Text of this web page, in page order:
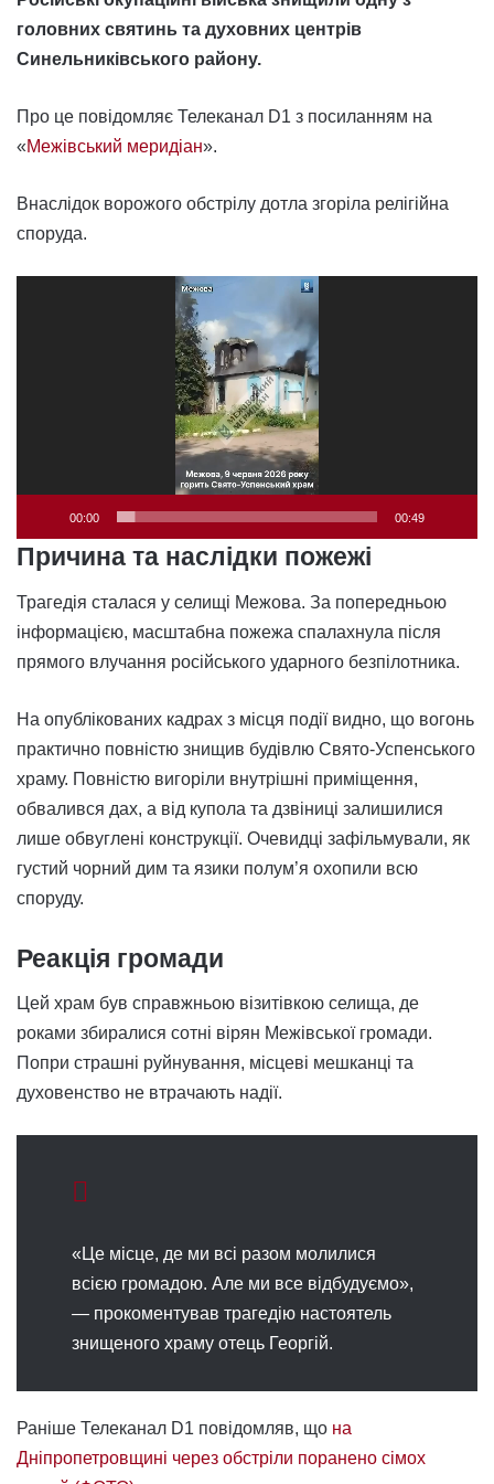
головних святинь та духовних центрів
Синельниківського району.
Про це повідомляє Телеканал D1 з посиланням на
«Межівський меридіан».
Внаслідок ворожого обстрілу дотла згоріла релігійна
споруда.
00:00 00:49
Причина та наслідки пожежі
Трагедія сталася у селищі Межова. За попередньою
інформацією, масштабна пожежа спалахнула після
прямого влучання російського ударного безпілотника.
На опублікованих кадрах з місця події видно, що вогонь
практично повністю знищив будівлю Свято-Успенського
храму. Повністю вигоріли внутрішні приміщення,
обвалився дах, а від купола та дзвіниці залишилися
лише обвуглені конструкції. Очевидці зафільмували, як
густий чорний дим та язики полум’я охопили всю
споруду.
Реакція громади
Цей храм був справжньою візитівкою селища, де
роками збиралися сотні вірян Межівської громади.
Попри страшні руйнування, місцеві мешканці та
духовенство не втрачають надії.
«Це місце, де ми всі разом молилися
всією громадою. Але ми все відбудуємо»,
— прокоментував трагедію настоятель
знищеного храму отець Георгій.
Раніше Телеканал D1 повідомляв, що на
Дніпропетровщині через обстріли поранено сімох